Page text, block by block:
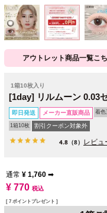
アウトレット商品一覧こ
1箱10枚入り
[1day] リルムーン 0.03
即日発送 メーカー直販商品 着色
1箱10枚 割引クーポン対象外
4.8 （8） レビュ
通常 ¥ 1,760 ➡
¥ 770 税込
[ 7 ポイントプレゼント ]